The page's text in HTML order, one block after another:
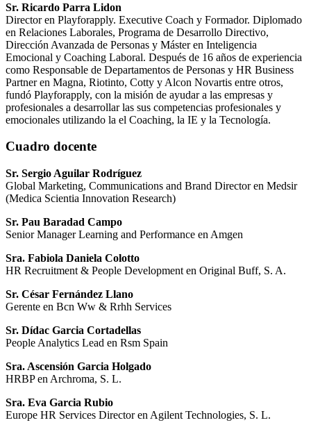
Sr. Ricardo Parra Lidon
Director en Playforapply. Executive Coach y Formador. Diplomado
en Relaciones Laborales, Programa de Desarrollo Directivo,
Dirección Avanzada de Personas y Máster en Inteligencia
Emocional y Coaching Laboral. Después de 16 años de experiencia
como Responsable de Departamentos de Personas y HR Business
Partner en Magna, Riotinto, Cotty y Alcon Novartis entre otros,
fundó Playforapply, con la misión de ayudar a las empresas y
profesionales a desarrollar las sus competencias profesionales y
emocionales utilizando la el Coaching, la IE y la Tecnología.
Cuadro docente
Sr. Sergio Aguilar Rodríguez
Global Marketing, Communications and Brand Director en Medsir
(Medica Scientia Innovation Research)
Sr. Pau Baradad Campo
Senior Manager Learning and Performance en Amgen
Sra. Fabiola Daniela Colotto
HR Recruitment & People Development en Original Buff, S. A.
Sr. César Fernández Llano
Gerente en Bcn Ww & Rrhh Services
Sr. Dídac Garcia Cortadellas
People Analytics Lead en Rsm Spain
Sra. Ascensión Garcia Holgado
HRBP en Archroma, S. L.
Sra. Eva Garcia Rubio
Europe HR Services Director en Agilent Technologies, S. L.